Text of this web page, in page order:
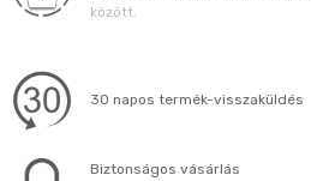
között.
30 napos termék-visszaküldés
Biztonságos vásárlás